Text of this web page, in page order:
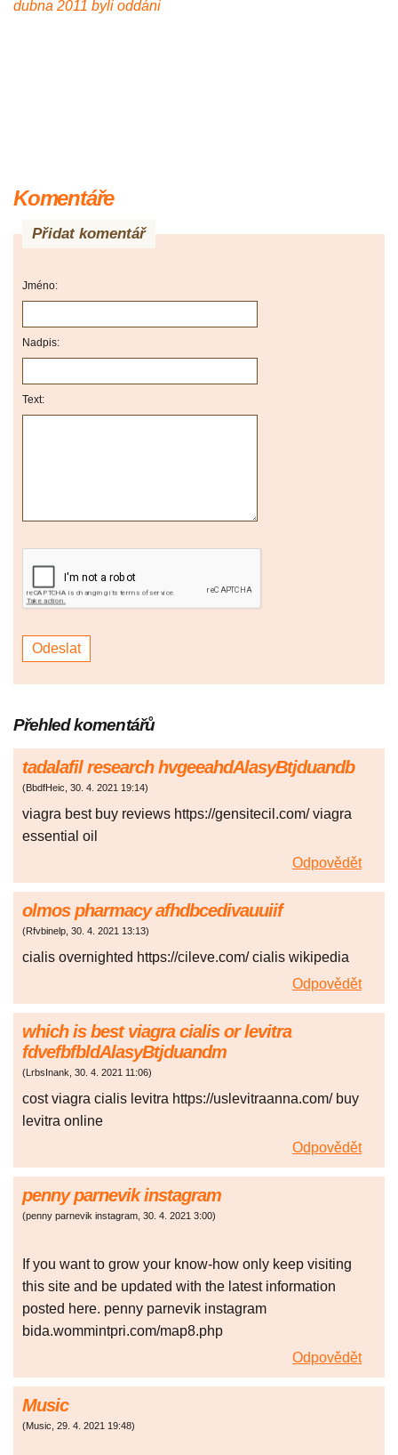
dubna 2011 byli oddáni
Komentáře
Přidat komentář
Jméno:
Nadpis:
Text:
Přehled komentářů
tadalafil research hvgeeahdAlasyBtjduandb
(BbdfHeic, 30. 4. 2021 19:14)
viagra best buy reviews https://gensitecil.com/ viagra
essential oil
Odpovědět
olmos pharmacy afhdbcedivauuiif
(Rfvbinelp, 30. 4. 2021 13:13)
cialis overnighted https://cileve.com/ cialis wikipedia
Odpovědět
which is best viagra cialis or levitra
fdvefbfbldAlasyBtjduandm
(LrbsInank, 30. 4. 2021 11:06)
cost viagra cialis levitra https://uslevitraanna.com/ buy
levitra online
Odpovědět
penny parnevik instagram
(penny parnevik instagram, 30. 4. 2021 3:00)
If you want to grow your know-how only keep visiting
this site and be updated with the latest information
posted here. penny parnevik instagram
bida.wommintpri.com/map8.php
Odpovědět
Music
(Music, 29. 4. 2021 19:48)